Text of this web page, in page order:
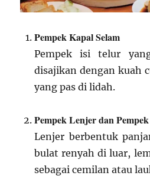
Pempek Kapal Selam
Pempek isi telur
disajikan dengan kuah
yang pas di lidah.
Pempek Lenjer dan
Lenjer berbentuk
bulat renyah di luar,
sebagai cemilan atau